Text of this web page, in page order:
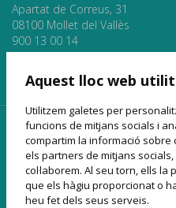
Aquest lloc web
Utilitzem galetes per
funcions de mitjans socials i
compartim la informació sobre
els partners de mitjans
col·laborem. Al seu torn, ells
que els hàgiu proporcionat o
heu fet dels seus serveis.
Apartat de Correus, 31
08100 Mollet del Vallès
900 13 00 14
www.sagales.com
info@sagales.com
inici qui som
lloguer d'autocars